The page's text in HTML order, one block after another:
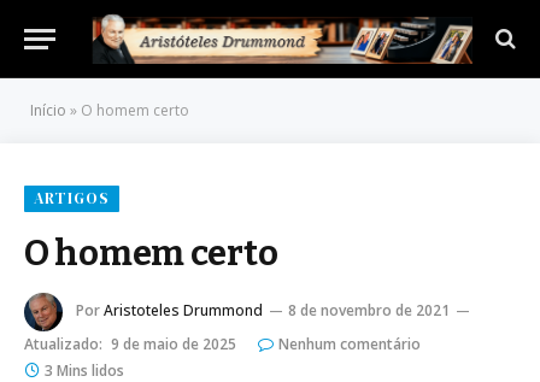
Início » O homem certo
ARTIGOS
O homem certo
PorAristoteles Drummond
8 de novembro de 2021
Atualizado: 9 de maio de 2025
Nenhum comentário
3 Mins lidos